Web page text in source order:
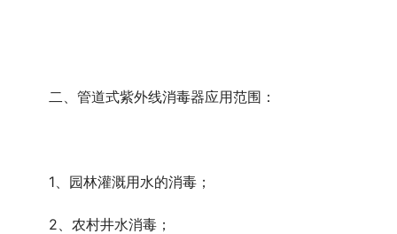
	二、管道式紫外线消毒器应用范围：
	1、园林灌溉用水的消毒；
	2、农村井水消毒；